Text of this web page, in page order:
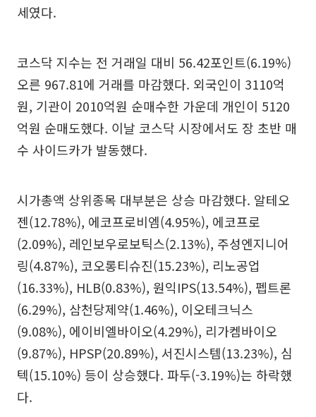
세였다.
코스닥 지수는 전 거래일 대비 56.42포인트(6.19%)
오른 967.81에 거래를 마감했다. 외국인이 3110억
원, 기관이 2010억원 순매수한 가운데 개인이 5120
억원 순매도했다. 이날 코스닥 시장에서도 장 초반 매
수 사이드카가 발동했다.
시가총액 상위종목 대부분은 상승 마감했다. 알테오
젠(12.78%), 에코프로비엠(4.95%), 에코프로
(2.09%), 레인보우로보틱스(2.13%), 주성엔지니어
링(4.87%), 코오롱티슈진(15.23%), 리노공업
(16.33%), HLB(0.83%), 원익IPS(13.54%), 펩트론
(6.29%), 삼천당제약(1.46%), 이오테크닉스
(9.08%), 에이비엘바이오(4.29%), 리가켐바이오
(9.87%), HPSP(20.89%), 서진시스템(13.23%), 심
텍(15.10%) 등이 상승했다. 파두(-3.19%)는 하락했
다.